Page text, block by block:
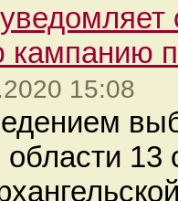
кампанию
15:08
области